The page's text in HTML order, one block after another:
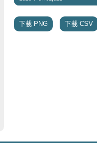
下載 PNG 下載 CSV